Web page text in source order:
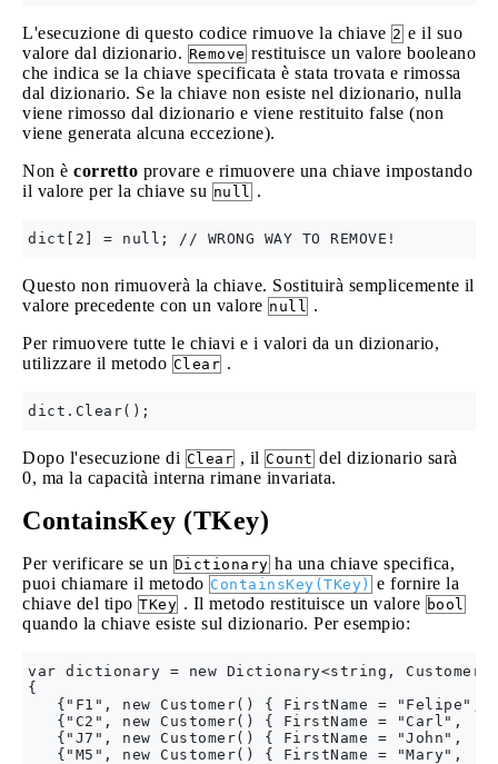
L'esecuzione di questo codice rimuove la chiave 2 e il suo
valore dal dizionario. Remove restituisce un valore booleano
che indica se la chiave specificata è stata trovata e rimossa
dal dizionario. Se la chiave non esiste nel dizionario, nulla
viene rimosso dal dizionario e viene restituito false (non
viene generata alcuna eccezione).
Non è corretto provare e rimuovere una chiave impostando
il valore per la chiave su null .
Questo non rimuoverà la chiave. Sostituirà semplicemente il
valore precedente con un valore null .
Per rimuovere tutte le chiavi e i valori da un dizionario,
utilizzare il metodo Clear .
Dopo l'esecuzione di Clear , il Count del dizionario sarà
0, ma la capacità interna rimane invariata.
ContainsKey (TKey)
Per verificare se un Dictionary ha una chiave specifica,
puoi chiamare il metodo ContainsKey(TKey) e fornire la
chiave del tipo TKey . Il metodo restituisce un valore bool
quando la chiave esiste sul dizionario. Per esempio:
var dictionary = new Dictionary<string,
{
{"F1", new Customer() { FirstName = "Felipe",
{"C2", new Customer() { FirstName = "Carl",
{"J7", new Customer() { FirstName = "John",
{"M5", new Customer() { FirstName = "Mary",